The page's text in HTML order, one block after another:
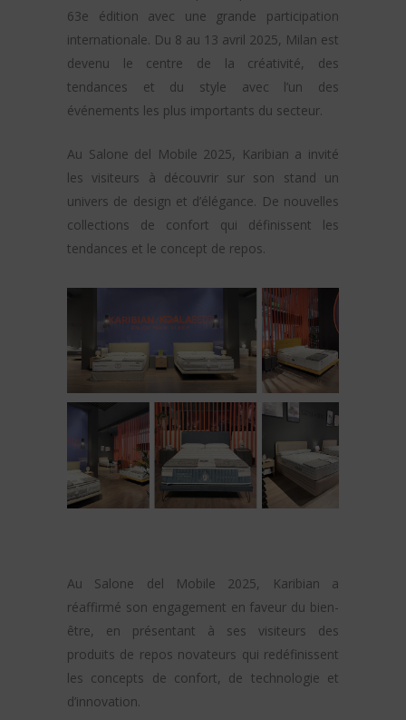
63e édition avec une grande participation
internationale. Du 8 au 13 avril 2025, Milan est
devenu le centre de la créativité, des
tendances et du style avec l’un des
événements les plus importants du secteur.
Au Salone del Mobile 2025, Karibian a invité
les visiteurs à découvrir sur son stand un
univers de design et d’élégance. De nouvelles
collections de confort qui définissent les
tendances et le concept de repos.
Au Salone del Mobile 2025, Karibian a
réaffirmé son engagement en faveur du bien-
être, en présentant à ses visiteurs des
produits de repos novateurs qui redéfinissent
les concepts de confort, de technologie et
d’innovation.